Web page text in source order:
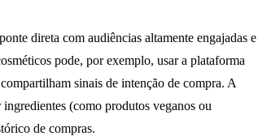
direta com audiências altamente engajadas e
pode, por exemplo, usar a plataforma
sinais de intenção de compra. A
(como produtos veganos ou
de compras.